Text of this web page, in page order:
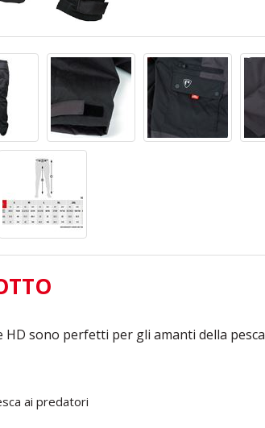
sono perfetti per gli amanti della pesca
ai predatori